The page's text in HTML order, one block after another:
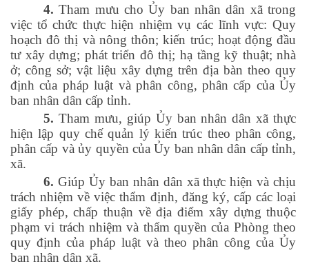
4. Tham mưu cho Ủy ban nhân dân xã trong
việc tổ chức thực hiện nhiệm vụ các lĩnh vực: Quy
hoạch đô thị và nông thôn; kiến trúc; hoạt động đầu
tư xây dựng; phát triển đô thị; hạ tầng kỹ thuật; nhà
ở; công sở; vật liệu xây dựng trên địa bàn theo quy
định của pháp luật và phân công, phân cấp của Ủy
ban nhân dân cấp tỉnh.
5. Tham mưu, giúp Ủy ban nhân dân xã thực
hiện lập quy chế quản lý kiến trúc theo phân công,
phân cấp và ủy quyền của Ủy ban nhân dân cấp tỉnh,
xã.
6. Giúp Ủy ban nhân dân xã thực hiện và chịu
trách nhiệm về việc thẩm định, đăng ký, cấp các loại
giấy phép, chấp thuận về địa điểm xây dựng thuộc
phạm vi trách nhiệm và thẩm quyền của Phòng theo
quy định của pháp luật và theo phân công của Ủy
ban nhân dân xã.